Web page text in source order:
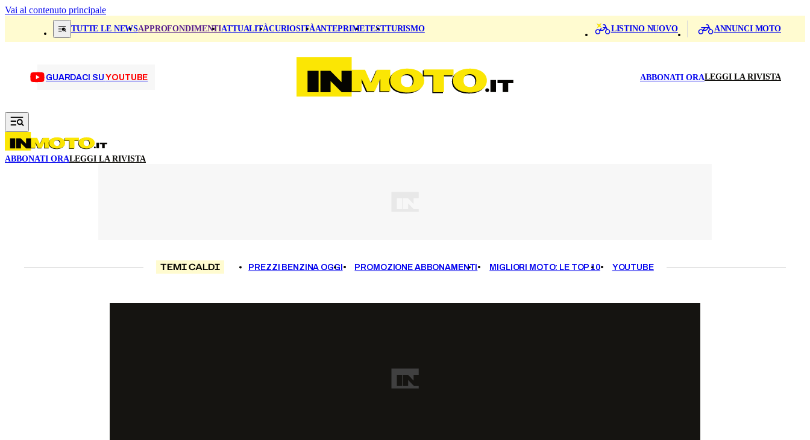
Vai al contenuto principale
TUTTE LE NEWSAPPROFONDIMENTIATTUALITÀCURIOSITÀANTEPRIMETESTTURISMO LISTINO NUOVO ANNUNCI MOTO
GUARDACI SUYOUTUBE ABBONATI ORALEGGI LA RIVISTA
ABBONATI ORALEGGI LA RIVISTA
TEMI CALDI PREZZI BENZINA OGGI PROMOZIONE ABBONAMENTI MIGLIORI MOTO: LE TOP 10 YOUTUBE